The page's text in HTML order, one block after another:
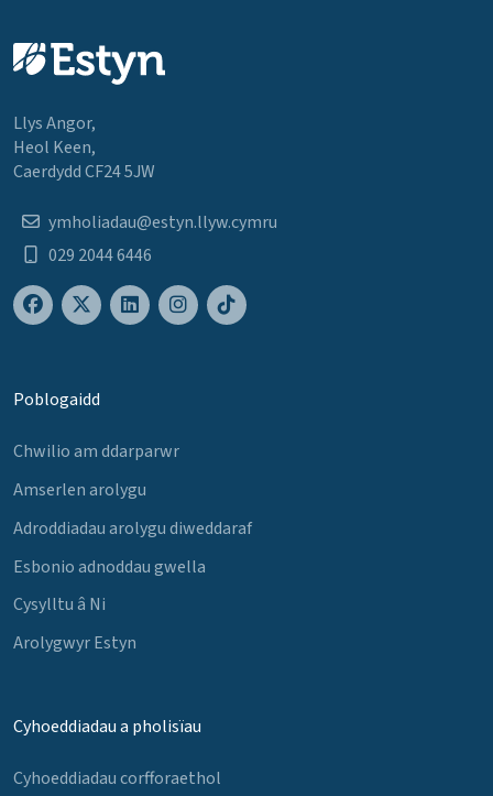
Llys Angor,
Heol Keen,
Caerdydd CF24 5JW
ymholiadau@estyn.llyw.cymru
029 2044 6446
Poblogaidd
Chwilio am ddarparwr
Amserlen arolygu
Adroddiadau arolygu diweddaraf
Esbonio adnoddau gwella
Cysylltu â Ni
Arolygwyr Estyn
Cyhoeddiadau a pholisïau
Cyhoeddiadau corfforaethol